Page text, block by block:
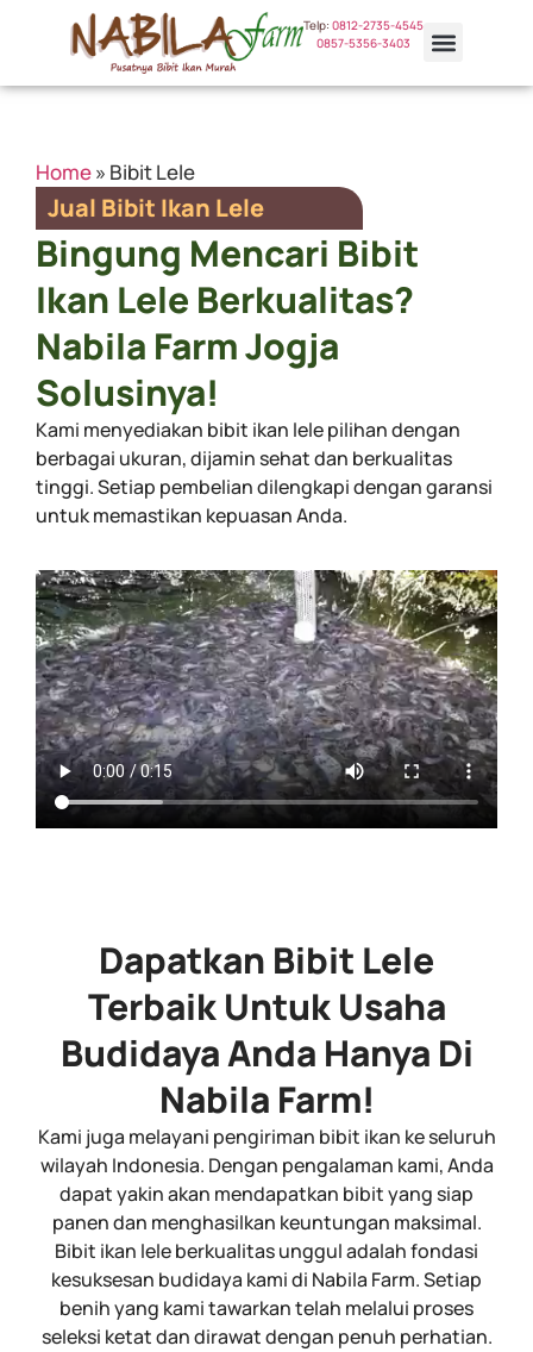
Telp:0812-2735-4545
0857-5356-3403
Home» Bibit Lele
Jual Bibit Ikan Lele
Bingung Mencari Bibit
Ikan Lele Berkualitas?
Nabila Farm Jogja
Solusinya!
Kami menyediakan bibit ikan lele pilihan dengan
berbagai ukuran, dijamin sehat dan berkualitas
tinggi. Setiap pembelian dilengkapi dengan garansi
untuk memastikan kepuasan Anda.
Dapatkan Bibit Lele
Terbaik Untuk Usaha
Budidaya Anda Hanya Di
Nabila Farm!
Kami juga melayani pengiriman bibit ikan ke seluruh
wilayah Indonesia. Dengan pengalaman kami, Anda
dapat yakin akan mendapatkan bibit yang siap
panen dan menghasilkan keuntungan maksimal.
Bibit ikan lele berkualitas unggul adalah fondasi
kesuksesan budidaya kami di Nabila Farm. Setiap
benih yang kami tawarkan telah melalui proses
seleksi ketat dan dirawat dengan penuh perhatian.